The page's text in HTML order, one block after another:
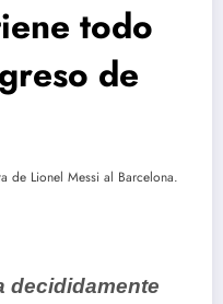
todo
de
decididamente